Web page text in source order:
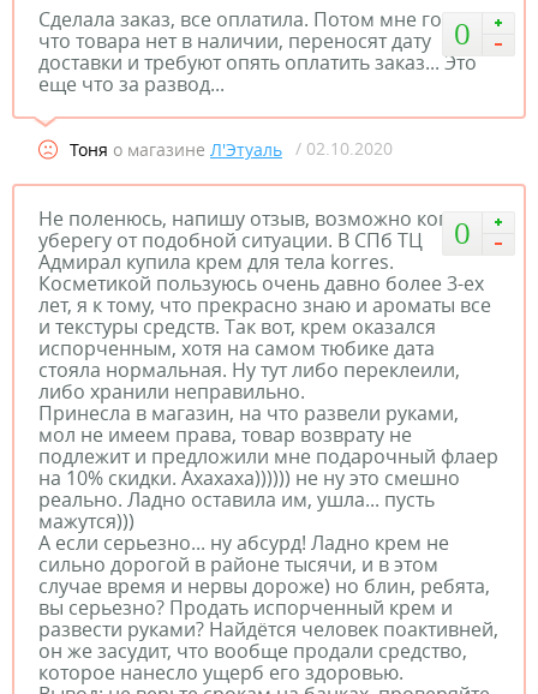
0
Сделала заказ, все оплатила. Потом мне говорят,
что товара нет в наличии, переносят дату
доставки и требуют опять оплатить заказ... Это
еще что за развод...
Тоня о магазине Л'Этуаль / 02.10.2020
0
Не поленюсь, напишу отзыв, возможно кого-то
уберегу от подобной ситуации. В СПб ТЦ
Адмирал купила крем для тела korres.
Косметикой пользуюсь очень давно более 3-ех
лет, я к тому, что прекрасно знаю и ароматы все
и текстуры средств. Так вот, крем оказался
испорченным, хотя на самом тюбике дата
стояла нормальная. Ну тут либо переклеили,
либо хранили неправильно.
Принесла в магазин, на что развели руками,
мол не имеем права, товар возврату не
подлежит и предложили мне подарочный флаер
на 10% скидки. Ахахаха)))))) не ну это смешно
реально. Ладно оставила им, ушла... пусть
мажутся)))
А если серьезно... ну абсурд! Ладно крем не
сильно дорогой в районе тысячи, и в этом
случае время и нервы дороже) но блин, ребята,
вы серьезно? Продать испорченный крем и
развести руками? Найдётся человек поактивней,
он же засудит, что вообще продали средство,
которое нанесло ущерб его здоровью.